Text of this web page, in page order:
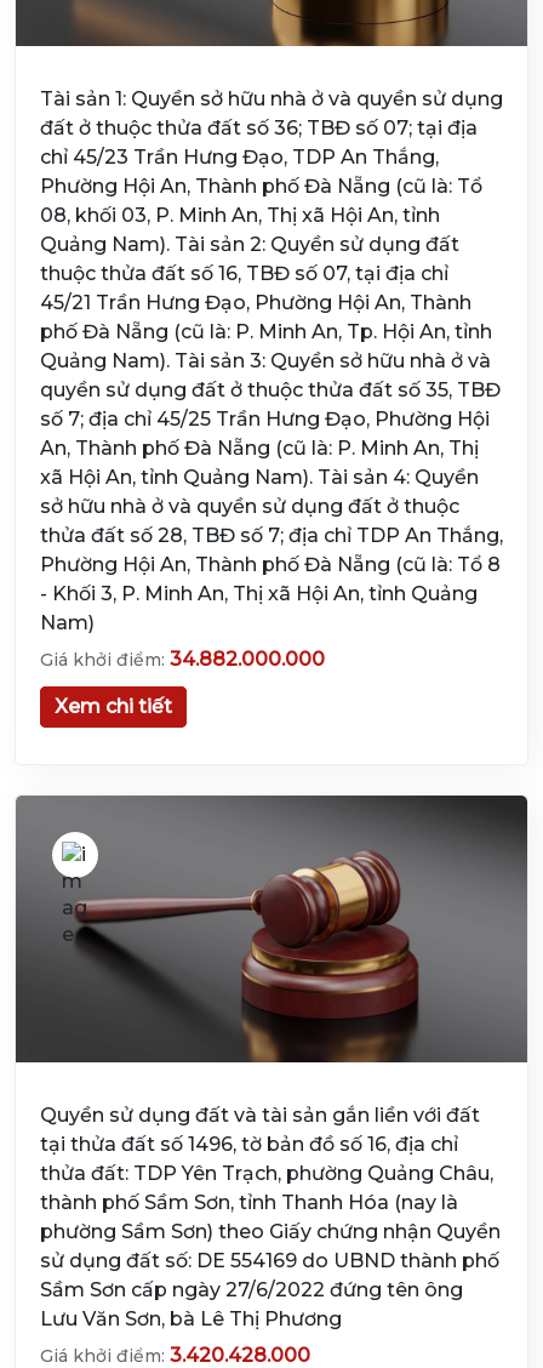
Tài sản 1: Quyền sở hữu nhà ở và quyền sử dụng
đất ở thuộc thửa đất số 36; TBĐ số 07; tại địa
chỉ 45/23 Trần Hưng Đạo, TDP An Thắng,
Phường Hội An, Thành phố Đà Nẵng (cũ là: Tổ
08, khối 03, P. Minh An, Thị xã Hội An, tỉnh
Quảng Nam). Tài sản 2: Quyền sử dụng đất
thuộc thửa đất số 16, TBĐ số 07, tại địa chỉ
45/21 Trần Hưng Đạo, Phường Hội An, Thành
phố Đà Nẵng (cũ là: P. Minh An, Tp. Hội An, tỉnh
Quảng Nam). Tài sản 3: Quyền sở hữu nhà ở và
quyền sử dụng đất ở thuộc thửa đất số 35, TBĐ
số 7; địa chỉ 45/25 Trần Hưng Đạo, Phường Hội
An, Thành phố Đà Nẵng (cũ là: P. Minh An, Thị
xã Hội An, tỉnh Quảng Nam). Tài sản 4: Quyền
sở hữu nhà ở và quyền sử dụng đất ở thuộc
thửa đất số 28, TBĐ số 7; địa chỉ TDP An Thắng,
Phường Hội An, Thành phố Đà Nẵng (cũ là: Tổ 8
- Khối 3, P. Minh An, Thị xã Hội An, tỉnh Quảng
Nam)
Giá khởi điểm: 34.882.000.000
Xem chi tiết
Quyền sử dụng đất và tài sản gắn liền với đất
tại thửa đất số 1496, tờ bản đồ số 16, địa chỉ
thửa đất: TDP Yên Trạch, phường Quảng Châu,
thành phố Sầm Sơn, tỉnh Thanh Hóa (nay là
phường Sầm Sơn) theo Giấy chứng nhận Quyền
sử dụng đất số: DE 554169 do UBND thành phố
Sầm Sơn cấp ngày 27/6/2022 đứng tên ông
Lưu Văn Sơn, bà Lê Thị Phương
Giá khởi điểm: 3.420.428.000